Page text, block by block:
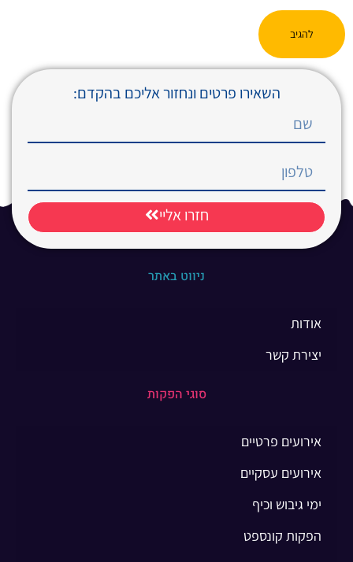
השאירו פרטים ונחזור אליכם בהקדם:
חזרו אליי
ניווט באתר
אודות
יצירת קשר
סוגי הפקות
אירועים פרטיים
אירועים עסקיים
ימי גיבוש וכיף
הפקות קונספט